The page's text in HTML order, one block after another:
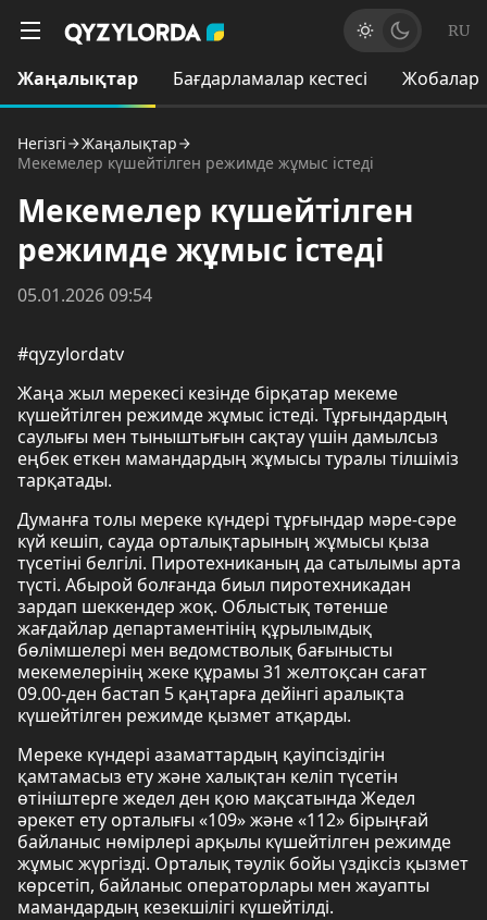
RU
Жаңалықтар Бағдарламалар кестесі Жобалар
Негізгі
Жаңалықтар
Мекемелер күшейтілген режимде жұмыс істеді
Мекемелер күшейтілген
режимде жұмыс істеді
05.01.2026 09:54
#qyzylordatv
Жаңа жыл мерекесі кезінде бірқатар мекеме
күшейтілген режимде жұмыс істеді. Тұрғындардың
саулығы мен тыныштығын сақтау үшін дамылсыз
еңбек еткен мамандардың жұмысы туралы тілшіміз
тарқатады.
Думанға толы мереке күндері тұрғындар мәре-сәре
күй кешіп, сауда орталықтарының жұмысы қыза
түсетіні белгілі. Пиротехниканың да сатылымы арта
түсті. Абырой болғанда биыл пиротехникадан
зардап шеккендер жоқ. Облыстық төтенше
жағдайлар департаментінің құрылымдық
бөлімшелері мен ведомстволық бағынысты
мекемелерінің жеке құрамы 31 желтоқсан сағат
09.00-ден бастап 5 қаңтарға дейінгі аралықта
күшейтілген режимде қызмет атқарды.
Мереке күндері азаматтардың қауіпсіздігін
қамтамасыз ету және халықтан келіп түсетін
өтініштерге жедел ден қою мақсатында Жедел
әрекет ету орталығы «109» және «112» бірыңғай
байланыс нөмірлері арқылы күшейтілген режимде
жұмыс жүргізді. Орталық тәулік бойы үздіксіз қызмет
көрсетіп, байланыс операторлары мен жауапты
мамандардың кезекшілігі күшейтілді.